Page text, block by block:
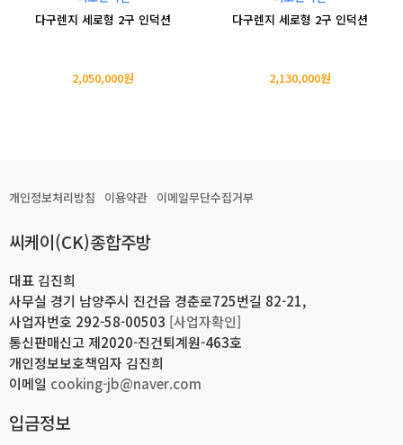
다구렌지 세로형 2구 인덕션
2,050,000원
다구렌지 세로형 2구 인덕션
2,130,000원
개인정보처리방침 이용약관 이메일무단수집거부
씨케이(CK)종합주방
대표 김진희
사무실 경기 남양주시 진건읍 경춘로725번길 82-21,
사업자번호 292-58-00503 [사업자확인]
통신판매신고 제2020-진건퇴계원-463호
개인정보보호책임자 김진희
이메일 cooking-jb@naver.com
입금정보